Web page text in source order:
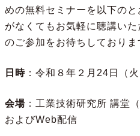
めの無料セミナーを以下の
がなくてもお気軽に聴講い
のご参加をお待ちしておりま
日時：令和８年２月24日（
会場：工業技術研究所 講堂
およびWeb配信